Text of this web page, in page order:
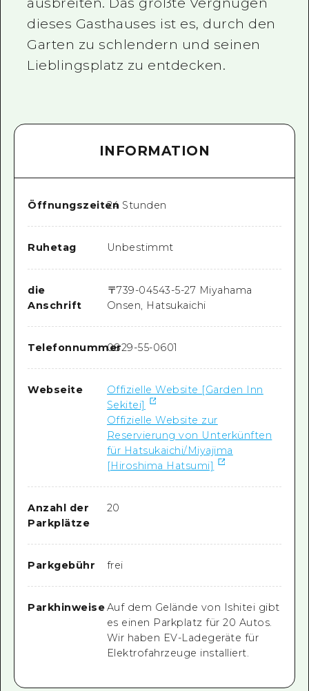
dieses Gasthauses ist es, durch den
Garten zu schlendern und seinen
Lieblingsplatz zu entdecken.
INFORMATION
Öffnungszeiten24 Stunden
Ruhetag Unbestimmt
die
Anschrift
〒739-04543-5-27 Miyahama
Onsen, Hatsukaichi
Telefonnummer0829-55-0601
Webseite
Offizielle Website [Garden Inn
Sekitei]
Offizielle Website zur
Reservierung von Unterkünften
für Hatsukaichi/Miyajima
[Hiroshima Hatsumi]
Anzahl der
Parkplätze
20
Parkgebühr frei
ParkhinweiseAuf dem Gelände von Ishitei gibt
es einen Parkplatz für 20 Autos.
Wir haben EV-Ladegeräte für
Elektrofahrzeuge installiert.